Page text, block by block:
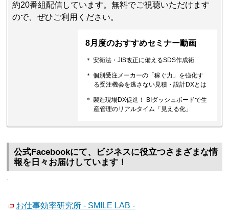
約20番組配信しています。無料でご視聴いただけます
ので、ぜひご利用ください。
8月度のおすすめセミナー動画
＊ 安衛法・JIS改正に備えるSDS作成術
＊ 個別受注メーカーの「稼ぐ力」を強化す
る受注機会を逃さない見積・設計DXとは
＊ 製造現場DX促進！ BIダッシュボードで生
産管理のリアルタイム「見える化」
公式Facebookにて、ビジネスに役立つさまざまな情
報を日々お届けしています！
お仕事効率研究所 - SMILE LAB -